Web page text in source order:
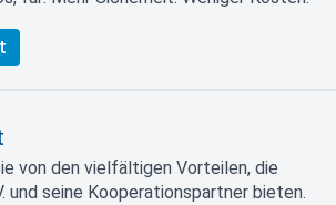
von den vielfältigen Vorteilen, die
und seine Kooperationspartner bieten.